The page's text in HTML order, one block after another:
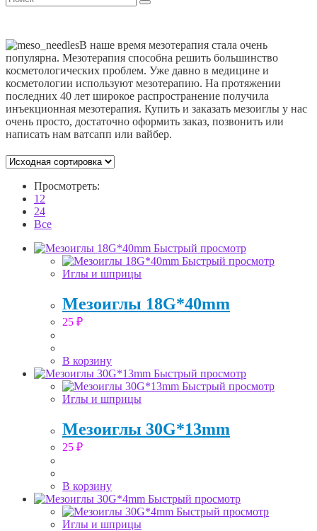
В наше время мезотерапия стала очень
популярна. Мезотерапия способна решить большинство
косметологических проблем. Уже давно в медицине и
косметологии используют мезотерапию. На протяжении
последних 40 лет широкое распространение получила
инъекционная мезотерапия. Купить и заказать мезоиглы у нас
очень просто, достаточно оформить заказ, позвонить или
написать нам ватсапп или вайбер.
Просмотреть:
12
24
Все
Быстрый просмотр
Быстрый просмотр
Иглы и шприцы
Мезоиглы 18G*40mm
25 ₽
В корзину
Быстрый просмотр
Быстрый просмотр
Иглы и шприцы
Мезоиглы 30G*13mm
25 ₽
В корзину
Быстрый просмотр
Быстрый просмотр
Иглы и шприцы